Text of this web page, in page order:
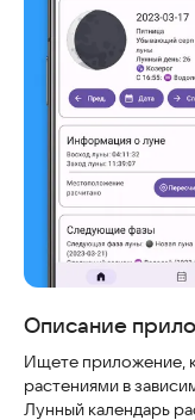
Описание
Ищете приложение,
растениями в
Лунный календарь